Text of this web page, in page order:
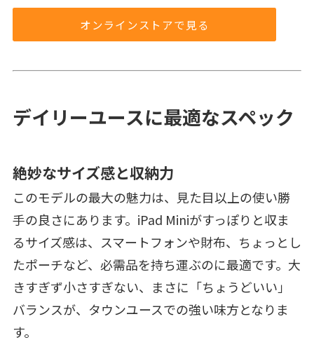
オンラインストアで見る
デイリーユースに最適なスペック
絶妙なサイズ感と収納力
このモデルの最大の魅力は、見た目以上の使い勝
手の良さにあります。iPad Miniがすっぽりと収ま
るサイズ感は、スマートフォンや財布、ちょっとし
たポーチなど、必需品を持ち運ぶのに最適です。大
きすぎず小さすぎない、まさに「ちょうどいい」
バランスが、タウンユースでの強い味方となりま
す。